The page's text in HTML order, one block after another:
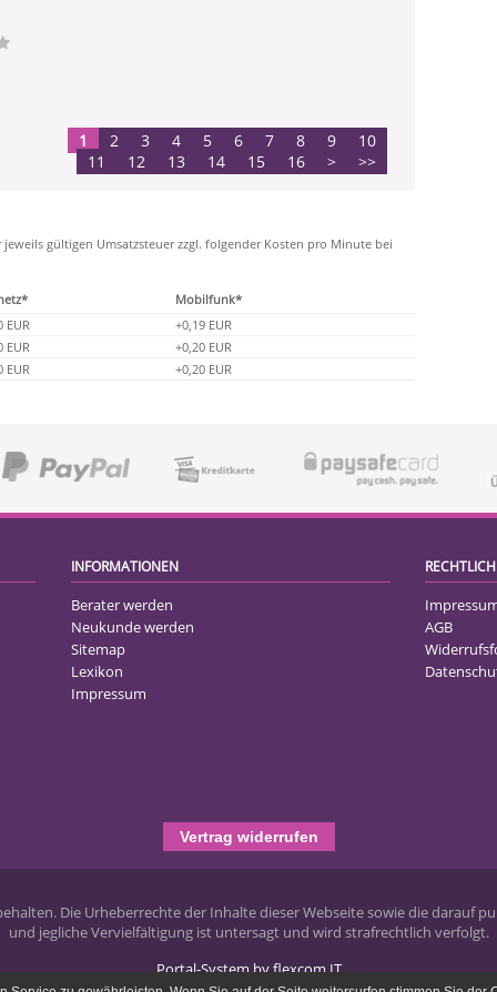
1 2 3 4 5 6 7 8 9
10
11
12 13 14 15 16 > >>
gültigen Umsatzsteuer zzgl. folgender Kosten pro Minute bei
Mobilfunk*
EUR
+0,19 EUR
EUR
+0,20 EUR
EUR
+0,20 EUR
INFORMATIONEN
Berater werden
Neukunde werden
Sitemap
Lexikon
Impressum
AGB
Vertrag widerrufen
Die Urheberrechte der Inhalte dieser Webseite sowie die darauf
und jegliche Vervielfältigung ist untersagt und wird strafrechtlich verfolgt.
Portal-System by flexcom IT